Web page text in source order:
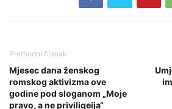
Prethodni članak
Mjesec dana ženskog
romskog aktivizma ove
godine pod sloganom „Moje
pravo, a ne priviligeija“